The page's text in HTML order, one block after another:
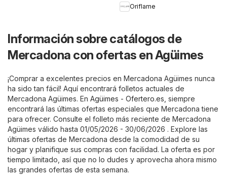
Oriflame
Información sobre catálogos de
Mercadona con ofertas en Agüimes
¡Comprar a excelentes precios en Mercadona Agüimes nunca
ha sido tan fácil! Aquí encontrará folletos actuales de
Mercadona Agüimes. En Agüimes - Ofertero.es , siempre
encontrará las últimas ofertas especiales que Mercadona tiene
para ofrecer. Consulte el folleto más reciente de Mercadona
Agüimes válido hasta 01/05/2026 - 30/06/2026 . Explore las
últimas ofertas de Mercadona desde la comodidad de su
hogar y planifique sus compras con facilidad. La oferta es por
tiempo limitado, así que no lo dudes y aprovecha ahora mismo
las grandes ofertas de esta semana.